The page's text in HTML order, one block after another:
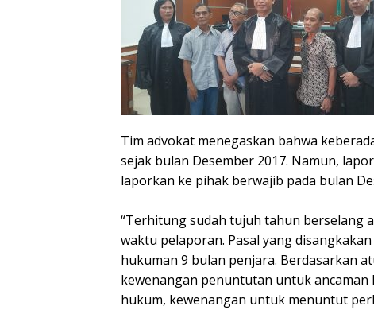
Tim advokat menegaskan bahwa
sejak bulan Desember 2017. Namun,
laporkan ke pihak berwajib pada bulan
“Terhitung sudah tujuh tahun berselang
waktu pelaporan. Pasal yang
hukuman 9 bulan penjara. Berdasarkan
kewenangan penuntutan untuk ancaman
hukum, kewenangan untuk menuntut